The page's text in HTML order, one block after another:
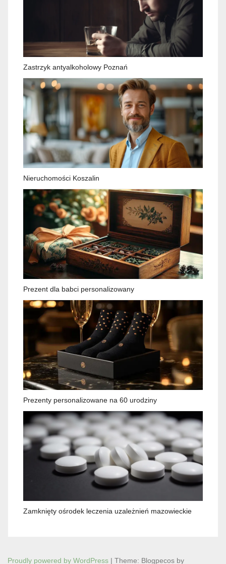
Zastrzyk antyalkoholowy Poznań
Nieruchomości Koszalin
Prezent dla babci personalizowany
Prezenty personalizowane na 60 urodziny
Zamknięty ośrodek leczenia uzależnień mazowieckie
Proudly powered by WordPress | Theme: Blogpecos by